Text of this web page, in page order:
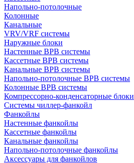
Напольно-потолочные
Колонные
Канальные
VRV/VRF системы
Наружные блоки
Настенные ВРВ системы
Кассетные ВРВ системы
Канальные ВРВ системы
Напольно-потолочные ВРВ системы
Колонные ВРВ системы
Компрессорно-конденсаторные блоки
Системы чиллер-фанкойл
Фанкойлы
Настенные фанкойлы
Кассетные фанкойлы
Канальные фанкойлы
Напольно-потолочные фанкойлы
Аксессуары для фанкойлов